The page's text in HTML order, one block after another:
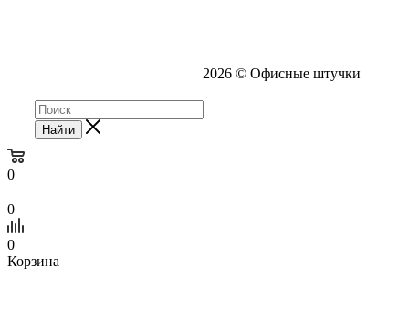
2026 © Офисные штучки
Найти
0
0
0
Корзина